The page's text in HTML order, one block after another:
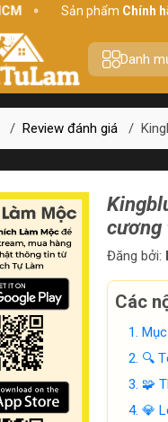
Sản phẩmChính hãng -
Danh
/ Review đánh giá /
cương
Đăng bởi:
Các
🔍
🧩
💎